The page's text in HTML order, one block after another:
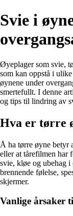
Svie i
Øyeplager som svie,
som kan oppstå i
øynene under
smertefullt. I denne
og tips til lindring av
Hva er tørre
Å ha tørre øyne betyr
eller at tårefilmen har
svie, kløe og ubehag i
brennende følelse,
skjermer.
Vanlige årsaker